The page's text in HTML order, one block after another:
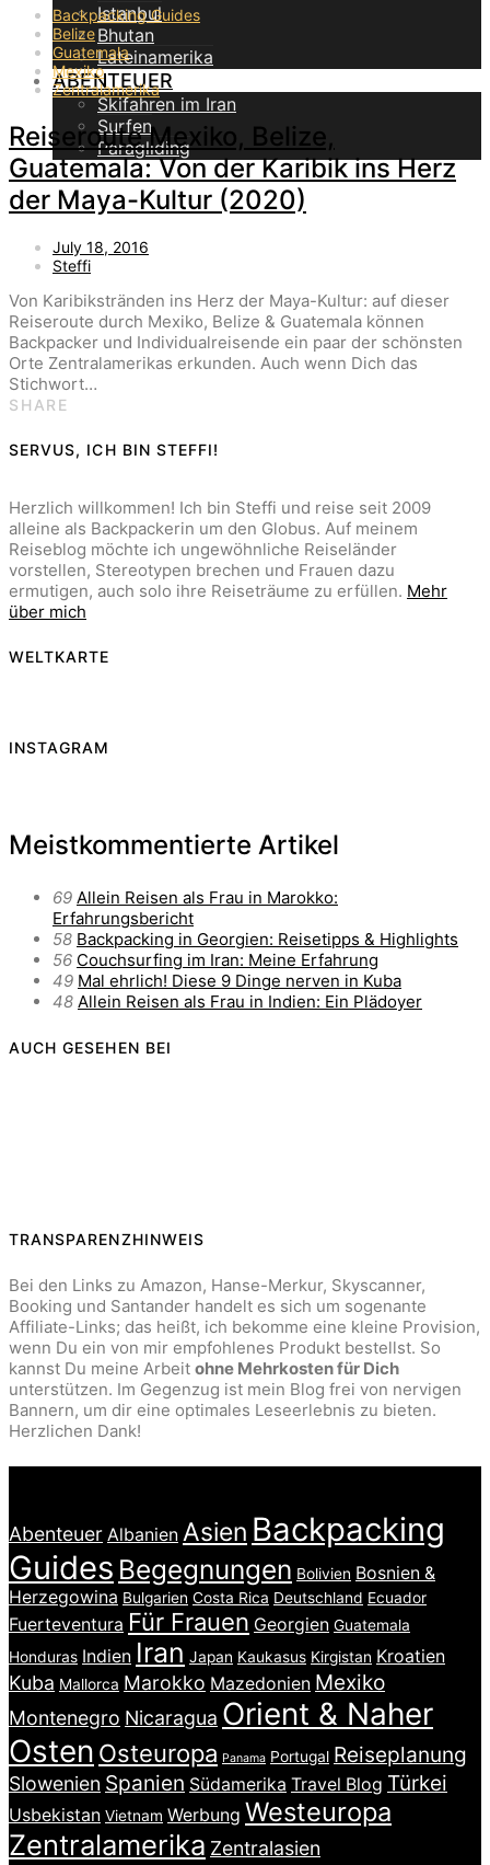
Istanbul
Bhutan
Lateinamerika
ABENTEUER
Skifahren im Iran
Surfen
Paragliding
Backpacking Guides
Belize
Guatemala
Mexiko
Zentralamerika
Reiseroute Mexiko, Belize,
Guatemala: Von der Karibik ins Herz
der Maya-Kultur (2020)
July 18, 2016
Steffi
Von Karibikstränden ins Herz der Maya-Kultur: auf dieser
Reiseroute durch Mexiko, Belize & Guatemala können
Backpacker und Individualreisende ein paar der schönsten
Orte Zentralamerikas erkunden. Auch wenn Dich das
Stichwort…
SHARE
SERVUS, ICH BIN STEFFI!
Herzlich willkommen! Ich bin Steffi und reise seit 2009
alleine als Backpackerin um den Globus. Auf meinem
Reiseblog möchte ich ungewöhnliche Reiseländer
vorstellen, Stereotypen brechen und Frauen dazu
ermutigen, auch solo ihre Reiseträume zu erfüllen. Mehr
über mich
WELTKARTE
INSTAGRAM
Meistkommentierte Artikel
69 Allein Reisen als Frau in Marokko:
Erfahrungsbericht
58 Backpacking in Georgien: Reisetipps & Highlights
56 Couchsurfing im Iran: Meine Erfahrung
49 Mal ehrlich! Diese 9 Dinge nerven in Kuba
48 Allein Reisen als Frau in Indien: Ein Plädoyer
AUCH GESEHEN BEI
TRANSPARENZHINWEIS
Bei den Links zu Amazon, Hanse-Merkur, Skyscanner,
Booking und Santander handelt es sich um sogenante
Affiliate-Links; das heißt, ich bekomme eine kleine Provision,
wenn Du ein von mir empfohlenes Produkt bestellst. So
kannst Du meine Arbeit ohne Mehrkosten für Dich
unterstützen. Im Gegenzug ist mein Blog frei von nervigen
Bannern, um dir eine optimales Leseerlebnis zu bieten.
Herzlichen Dank!
Abenteuer Albanien Asien Backpacking
Guides Begegnungen Bolivien Bosnien &
Herzegowina Bulgarien Costa Rica Deutschland Ecuador
Fuerteventura Für Frauen Georgien Guatemala
Honduras Indien Iran Japan Kaukasus Kirgistan Kroatien
Kuba Mallorca Marokko Mazedonien Mexiko
Montenegro Nicaragua Orient & Naher
Osten Osteuropa Panama Portugal Reiseplanung
Slowenien Spanien Südamerika Travel Blog Türkei
Usbekistan Vietnam Werbung Westeuropa
Zentralamerika Zentralasien